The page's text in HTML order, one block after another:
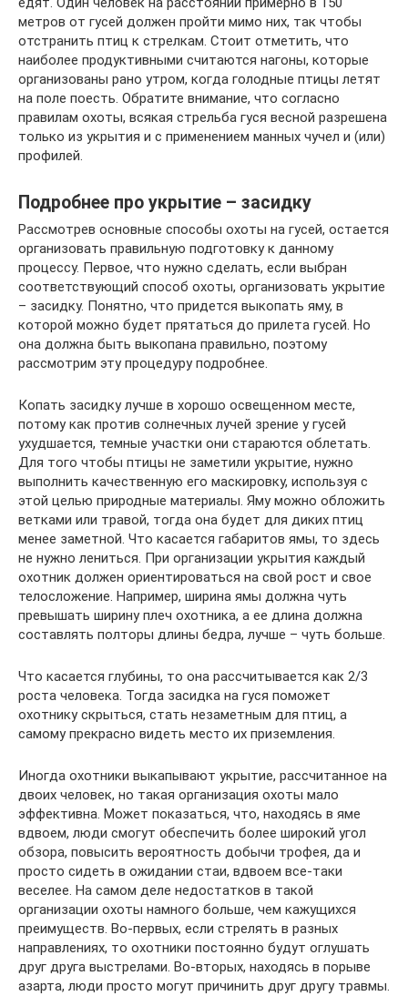
метров от гусей должен пройти мимо них, так чтобы
отстранить птиц к стрелкам. Стоит отметить, что
наиболее продуктивными считаются нагоны, которые
организованы рано утром, когда голодные птицы летят
на поле поесть. Обратите внимание, что согласно
правилам охоты, всякая стрельба гуся весной разрешена
только из укрытия и с применением манных чучел и (или)
профилей.
Подробнее про укрытие – засидку
Рассмотрев основные способы охоты на гусей, остается
организовать правильную подготовку к данному
процессу. Первое, что нужно сделать, если выбран
соответствующий способ охоты, организовать укрытие
– засидку. Понятно, что придется выкопать яму, в
которой можно будет прятаться до прилета гусей. Но
она должна быть выкопана правильно, поэтому
рассмотрим эту процедуру подробнее.
Копать засидку лучше в хорошо освещенном месте,
потому как против солнечных лучей зрение у гусей
ухудшается, темные участки они стараются облетать.
Для того чтобы птицы не заметили укрытие, нужно
выполнить качественную его маскировку, используя с
этой целью природные материалы. Яму можно обложить
ветками или травой, тогда она будет для диких птиц
менее заметной. Что касается габаритов ямы, то здесь
не нужно лениться. При организации укрытия каждый
охотник должен ориентироваться на свой рост и свое
телосложение. Например, ширина ямы должна чуть
превышать ширину плеч охотника, а ее длина должна
составлять полторы длины бедра, лучше – чуть больше.
Что касается глубины, то она рассчитывается как 2/3
роста человека. Тогда засидка на гуся поможет
охотнику скрыться, стать незаметным для птиц, а
самому прекрасно видеть место их приземления.
Иногда охотники выкапывают укрытие, рассчитанное на
двоих человек, но такая организация охоты мало
эффективна. Может показаться, что, находясь в яме
вдвоем, люди смогут обеспечить более широкий угол
обзора, повысить вероятность добычи трофея, да и
просто сидеть в ожидании стаи, вдвоем все-таки
веселее. На самом деле недостатков в такой
организации охоты намного больше, чем кажущихся
преимуществ. Во-первых, если стрелять в разных
направлениях, то охотники постоянно будут оглушать
друг друга выстрелами. Во-вторых, находясь в порыве
азарта, люди просто могут причинить друг другу травмы.